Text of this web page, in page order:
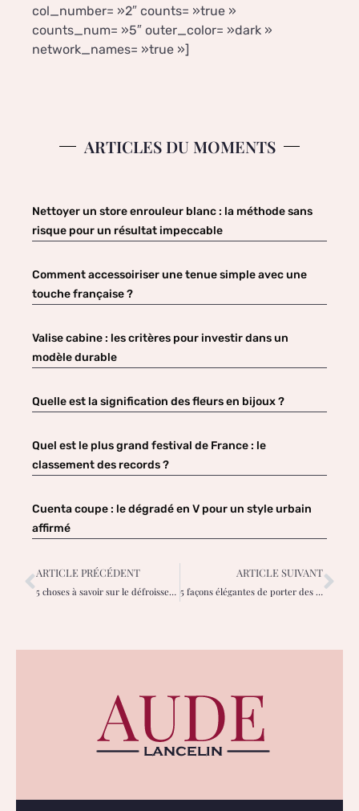
col_number= »2″ counts= »true »
counts_num= »5″ outer_color= »dark »
network_names= »true »]
ARTICLES DU MOMENTS
Nettoyer un store enrouleur blanc : la méthode sans
risque pour un résultat impeccable
Comment accessoiriser une tenue simple avec une
touche française ?
Valise cabine : les critères pour investir dans un
modèle durable
Quelle est la signification des fleurs en bijoux ?
Quel est le plus grand festival de France : le
classement des records ?
Cuenta coupe : le dégradé en V pour un style urbain
affirmé
ARTICLE PRÉCÉDENT
5 choses à savoir sur le défroisseur vertical sy70sb de steamone
ARTICLE SUIVANT
5 façons élégantes de porter des espadrilles pour les femmes